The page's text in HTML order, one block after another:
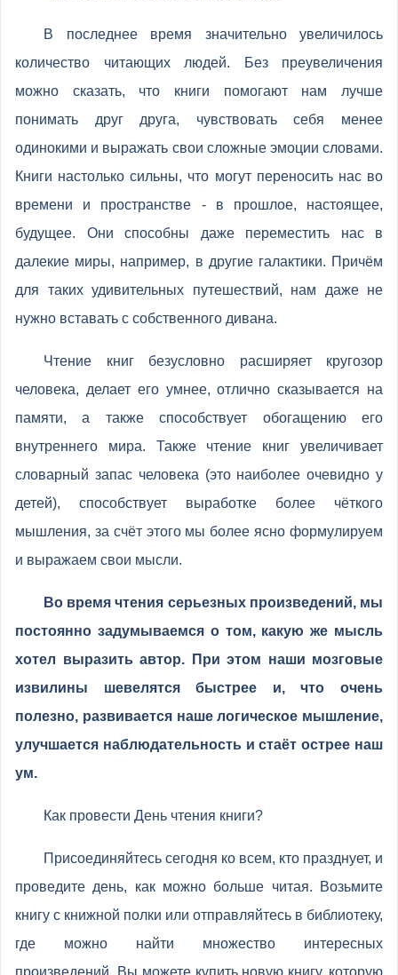
В последнее время значительно увеличилось
количество читающих людей. Без преувеличения
можно сказать, что книги помогают нам лучше
понимать друг друга, чувствовать себя менее
одинокими и выражать свои сложные эмоции словами.
Книги настолько сильны, что могут переносить нас во
времени и пространстве - в прошлое, настоящее,
будущее. Они способны даже переместить нас в
далекие миры, например, в другие галактики. Причём
для таких удивительных путешествий, нам даже не
нужно вставать с собственного дивана.
Чтение книг безусловно расширяет кругозор
человека, делает его умнее, отлично сказывается на
памяти, а также способствует обогащению его
внутреннего мира. Также чтение книг увеличивает
словарный запас человека (это наиболее очевидно у
детей), способствует выработке более чёткого
мышления, за счёт этого мы более ясно формулируем
и выражаем свои мысли.
Во время чтения серьезных произведений, мы
постоянно задумываемся о том, какую же мысль
хотел выразить автор. При этом наши мозговые
извилины шевелятся быстрее и, что очень
полезно, развивается наше логическое мышление,
улучшается наблюдательность и стаёт острее наш
ум.
Как провести День чтения книги?
Присоединяйтесь сегодня ко всем, кто празднует, и
проведите день, как можно больше читая. Возьмите
книгу с книжной полки или отправляйтесь в библиотеку,
где можно найти множество интересных
произведений. Вы можете купить новую книгу, которую